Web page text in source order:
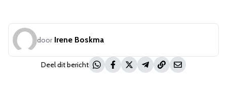
door Irene Boskma
Deel dit bericht